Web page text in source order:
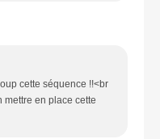
cette séquence !!<br
mettre en place cette